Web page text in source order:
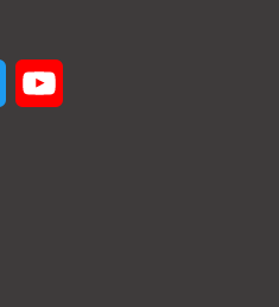
Twitter